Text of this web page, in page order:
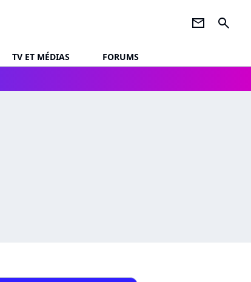
newsletter search
TV ET MÉDIAS
FORUMS